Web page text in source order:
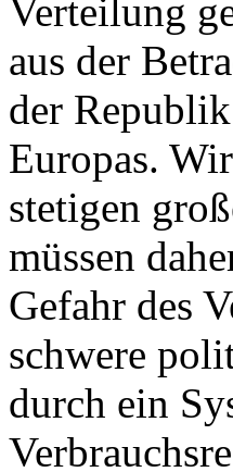
Verteilung
aus der
der
Europas.
stetigen
müssen
Gefahr des
schwere
durch ein